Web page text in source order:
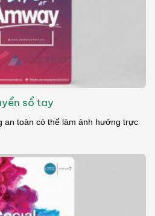
sổ tay
an toàn có thể làm ảnh hưởng trực